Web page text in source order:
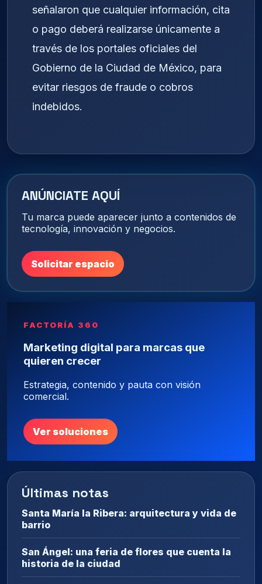
señalaron que cualquier información, cita
o pago deberá realizarse únicamente a
través de los portales oficiales del
Gobierno de la Ciudad de México, para
evitar riesgos de fraude o cobros
indebidos.
ANÚNCIATE AQUÍ
Tu marca puede aparecer junto a contenidos de
tecnología, innovación y negocios.
Solicitar espacio
FACTORÍA 360
Marketing digital para marcas que
quieren crecer
Estrategia, contenido y pauta con visión
comercial.
Ver soluciones
Últimas notas
Santa María la Ribera: arquitectura y vida de
barrio
San Ángel: una feria de flores que cuenta la
historia de la ciudad